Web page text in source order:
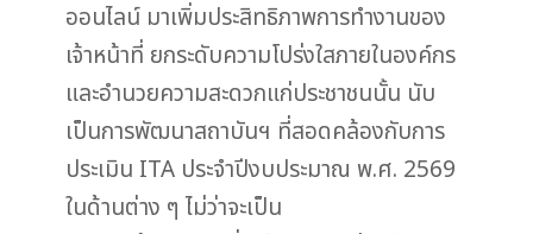
ออนไลน์ มาเพิ่มประสิทธิภาพการทำงานของ
เจ้าหน้าที่ ยกระดับความโปร่งใสภายในองค์กร
และอำนวยความสะดวกแก่ประชาชนนั้น นับ
เป็นการพัฒนาสถาบันฯ ที่สอดคล้องกับการ
ประเมิน ITA ประจำปีงบประมาณ พ.ศ. 2569
ในด้านต่าง ๆ ไม่ว่าจะเป็น